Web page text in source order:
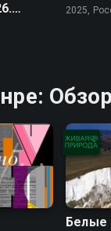
2025,
Обзор
Белые